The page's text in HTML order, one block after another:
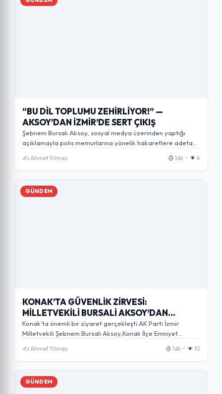
“BU DİL TOPLUMU ZEHİRLİYOR!” —
AKSOY’DAN İZMİR’DE SERT ÇIKIŞ
Şebnem Bursalı Aksoy, sosyal medya üzerinden yaptığı
açıklamayla polis memurlarına yönelik hakaretlere adeta
✍️ Ahmet Yilmaz 1dk • 4
GÜNDEM
KONAK’TA GÜVENLİK ZİRVESİ:
MİLLETVEKİLİ BURSALİ AKSOY’DAN
EMNİYETE ZİYARET
Konak’ta önemli bir ziyaret gerçekleşti.AK Parti İzmir
Milletvekili Şebnem Bursalı Aksoy,Konak İlçe Emniyet
✍️ Ahmet Yilmaz 1dk • 10
GÜNDEM